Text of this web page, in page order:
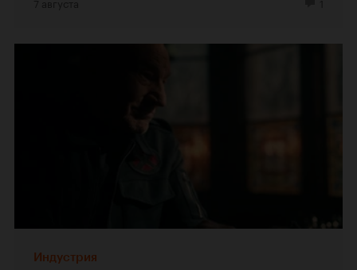
Индустрия